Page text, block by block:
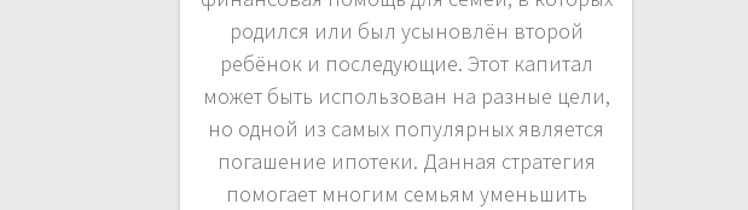
родился или был усыновлён второй
ребёнок и последующие. Этот капитал
может быть использован на разные цели,
но одной из самых популярных является
погашение ипотеки. Данная стратегия
помогает многим семьям уменьшить